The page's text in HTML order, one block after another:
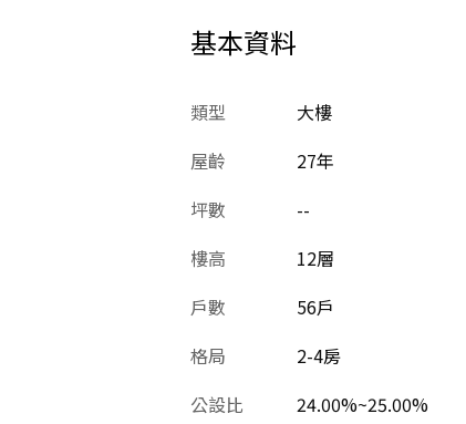
基本資料
類型
大樓
屋齡
27年
坪數
--
樓高
12層
戶數
56戶
格局
2-4房
公設比
24.00%~25.00%